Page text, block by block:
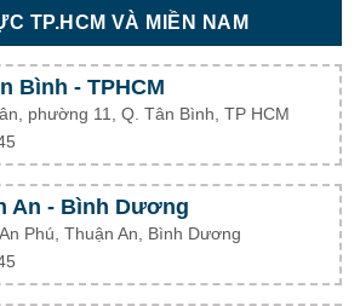
TP.HCM VÀ MIỀN NAM
Bình - TPHCM
phường 11, Q. Tân Bình, TP HCM
An - Bình Dương
Phú, Thuận An, Bình Dương